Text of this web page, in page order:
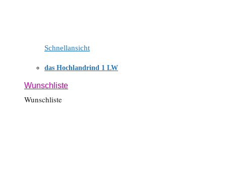
Schnellansicht
das Hochlandrind 1 LW
Wunschliste
Wunschliste